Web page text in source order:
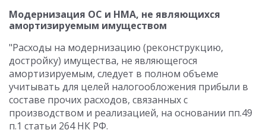
Модернизация ОС и НМА, не являющихся
амортизируемым имуществом
"Расходы на модернизацию (реконструкцию,
достройку) имущества, не являющегося
амортизируемым, следует в полном объеме
учитывать для целей налогообложения прибыли в
составе прочих расходов, связанных с
производством и реализацией, на основании пп.49
п.1 статьи 264 НК РФ.